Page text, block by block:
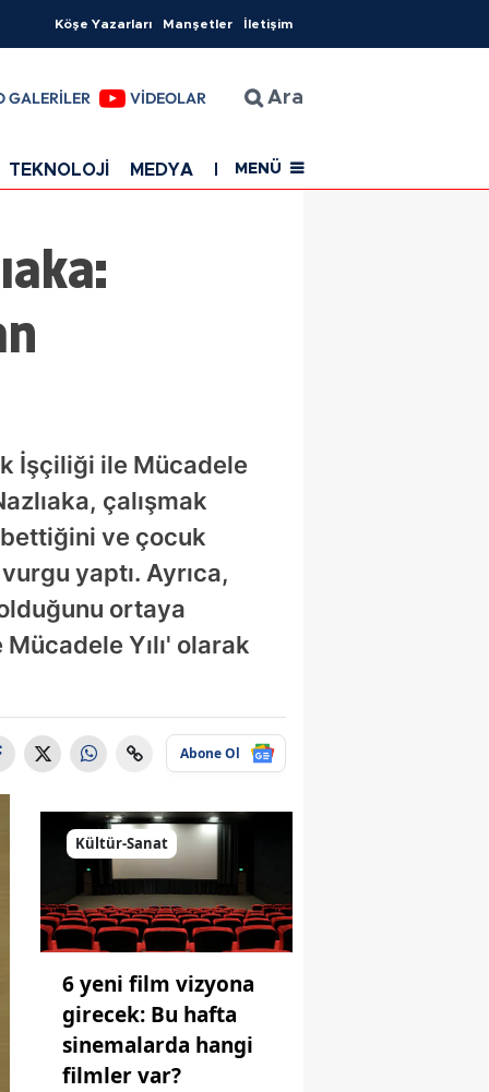
Köşe Yazarları Manşetler İletişim
GALERİLER VİDEOLAR Ara
TEKNOLOJİ MEDYA EĞİTİM SAĞLIK
MENÜ
İşçiliği ile Mücadele
çalışmak
ve çocuk
yaptı. Ayrıca,
ortaya
Yılı' olarak
Abone Ol
Kültür-Sanat
6 yeni film vizyona
girecek: Bu hafta
sinemalarda hangi
filmler var?